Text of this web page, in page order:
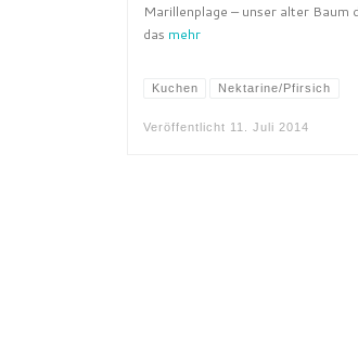
Marillenplage – unser alter Baum
das mehr
Kuchen Nektarine/Pfirsich
Veröffentlicht 11. Juli 2014